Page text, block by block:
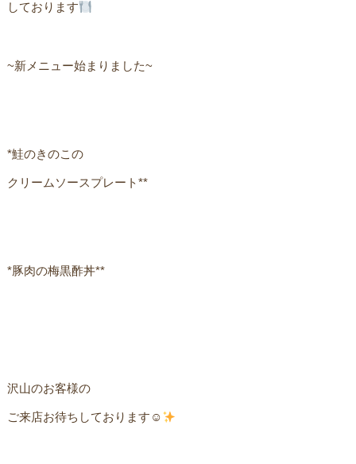
しております
~新メニュー始まりました~ ㅤ
*鮭のきのこの
クリームソースプレート**
*豚肉の梅黒酢丼**ㅤㅤ
沢山のお客様の
ご来店お待ちしております☺︎